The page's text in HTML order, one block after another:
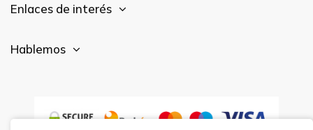
Enlaces de interés
Hablemos